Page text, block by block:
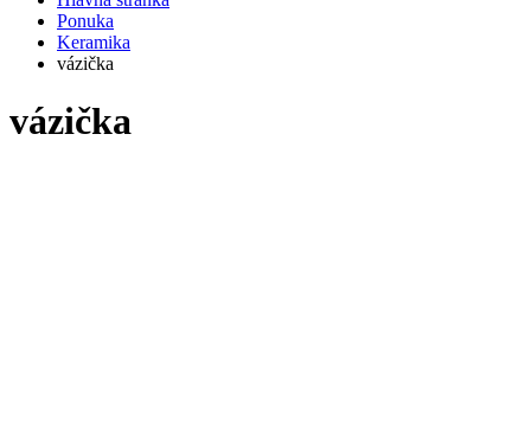
Ponuka
Keramika
vázička
vázička